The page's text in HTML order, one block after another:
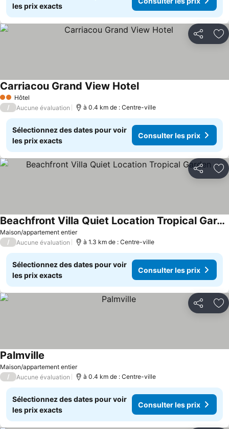
les prix exacts
Partager
2 Étoiles
Hôtel
Carriacou Grand View HotelConsulter les prix
/ Aucune évaluation à 0.4 km de : Centre-ville
Sélectionnez des dates pour voir
les prix exacts
Consulter les prix
Partager
Maison/appartement entier
Beachfront Villa Quiet Location Tropical Garden
Consulter les prix
/ Aucune évaluation à 1.3 km de : Centre-ville
Sélectionnez des dates pour voir
les prix exacts
Consulter les prix
Partager
Maison/appartement entier
Palmville
/ Aucune évaluation à 0.4 km de : Centre-ville
Sélectionnez des dates pour voir
les prix exacts
Consulter les prix